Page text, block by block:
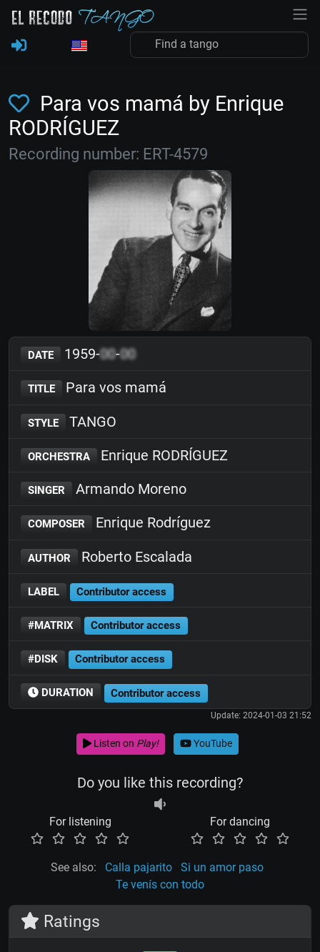
Para vos mamá by Enrique
RODRÍGUEZ
Recording number: ERT-4579
DATE 1959-00-00
TITLE Para vos mamá
STYLE TANGO
ORCHESTRA Enrique RODRÍGUEZ
SINGER Armando Moreno
COMPOSER Enrique Rodríguez
AUTHOR Roberto Escalada
LABEL Contributor access
#MATRIX Contributor access
#DISK Contributor access
DURATION Contributor access
Update: 2024-01-03 21:52
Listen on Play! YouTube
Do you like this recording?
For listening For dancing
See also: Calla pajarito
Si un amor paso
Te venís con todo
Ratings